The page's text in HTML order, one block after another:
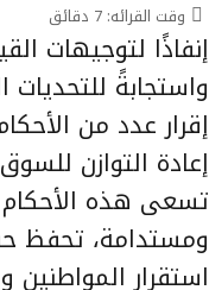
وقت القرائه: 7 دقائق
إنفاذًا لتوجيهات
واستجابةً
إقرار عدد من
إعادة التوازن
تسعى هذه الأحكام
ومستدامة، تحفظ
استقرار المواطنين